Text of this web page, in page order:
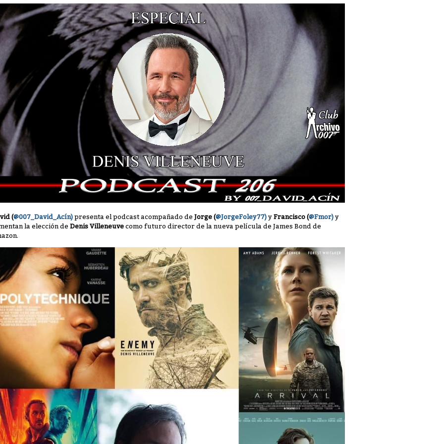
(@007_David_Acín) presenta el podcast acompañado de Jorge (@JorgeFoley77) y Francisco (@Fmor) y
la elección de Denis Villeneuve como futuro director de la nueva película de James Bond de